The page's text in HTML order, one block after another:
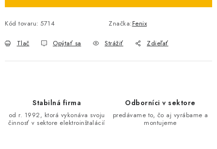
KARIÉRA
B2B SEKCIA
Kód tovaru: 5714 Značka:Fenix
Tlač Opýtať sa Strážiť Zdieľať
Stabilná firma
od r. 1992, ktorá vykonáva svoju
činnosť v sektore elektroinštalácií
Odborníci v sektore
predávame to, čo aj vyrábame a
montujeme